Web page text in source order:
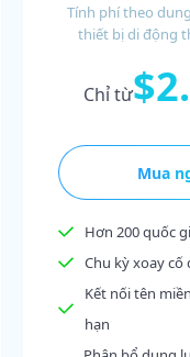
Tính phí theo
thiết bị di động
Chỉ từ
Mua
Hơn 200 quốc
Chu kỳ xoay cố
Kết nối tên
hạn